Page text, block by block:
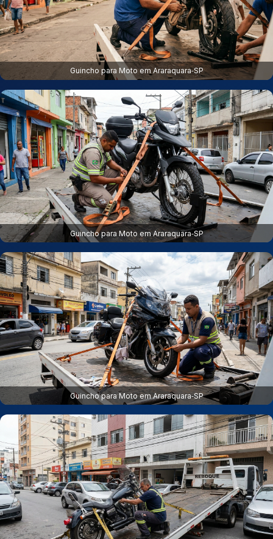
Guincho para Moto em Araraquara‑SP
Guincho para Moto em Araraquara‑SP
Guincho para Moto em Araraquara‑SP